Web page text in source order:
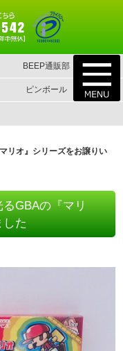
BEEP通販部
ピンボール
リオ』シリーズをお譲りい
GBAの『マリ
た